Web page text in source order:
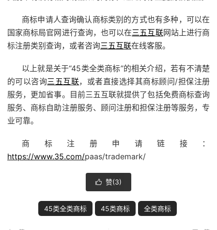
商标申请人查询确认商标类别的方式也有多种，可以在
国家商标局官网进行查询，也可以在三五互联网站上进行商
标注册类别查询，或者咨询三五互联在线客服。
以上就是关于“45类全类商标”的相关介绍，若有不清楚
的可以咨询三五互联，或者直接选择其商标顾问/担保注册
服务，更加省事。目前三五互联就提供了包括免费商标查询
服务、商标自助注册服务、顾问注册和担保注册等服务，专
业可靠。
商标注册申请链接：
https://www.35.com/paas/trademark/
 赞(3)
45类全类商标 45类商标 全类商标